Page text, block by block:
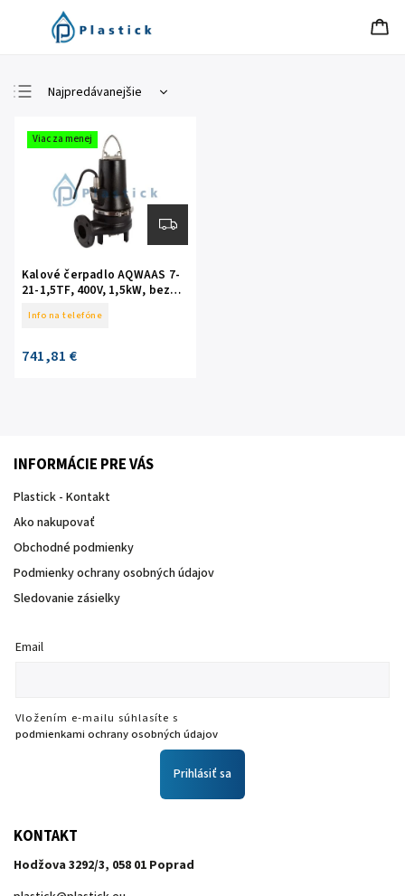
Najpredávanejšie
Najdrahšie
Abecedne
Viac za menej
Kalové čerpadlo AQWAAS 7-
21-1,5TF, 400V, 1,5kW, bez
Info na telefóne
741,81 €
INFORMÁCIE PRE VÁS
Plastick - Kontakt
Ako nakupovať
Obchodné podmienky
Podmienky ochrany osobných údajov
Sledovanie zásielky
Email
Vložením e-mailu súhlasíte s
podmienkami ochrany osobných údajov
Prihlásiť sa
KONTAKT
Hodžova 3292/3, 058 01 Poprad